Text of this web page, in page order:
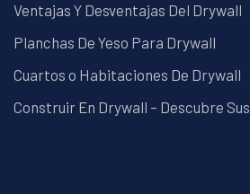
Ventajas Y Desventajas Del Drywall
Planchas De Yeso Para Drywall
Cuartos o Habitaciones De Drywall
Construir En Drywall – Descubre